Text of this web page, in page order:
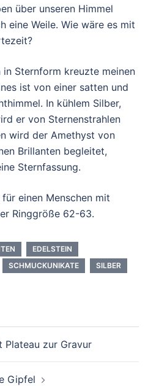
über unseren Himmel
eine Weile. Wie wäre es mit
Sternform kreuzte meinen
ist von einer satten und
In kühlem Silber,
er von Sternenstrahlen
wird der Amethyst von
Brillanten begleitet,
Sternfassung.
einen Menschen mit
Ringgröße 62-63.
EDELSTEIN
SCHMUCKUNIKATE
SILBER
Plateau zur Gravur
Gipfel